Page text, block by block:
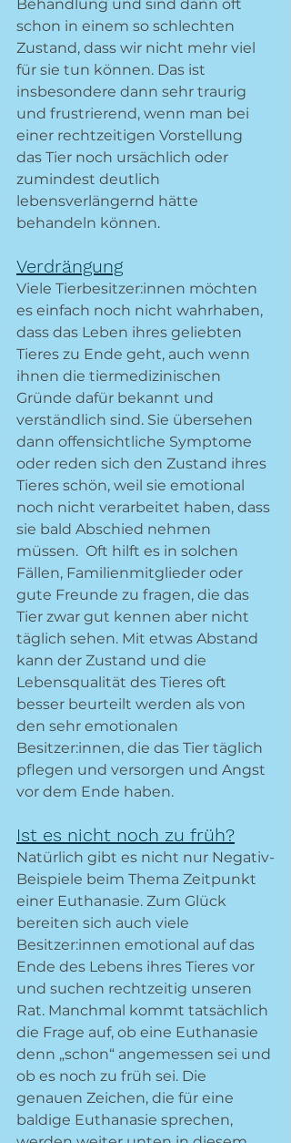
Behandlung und sind dann oft
schon in einem so schlechten
Zustand, dass wir nicht mehr viel
für sie tun können. Das ist
insbesondere dann sehr traurig
und frustrierend, wenn man bei
einer rechtzeitigen Vorstellung
das Tier noch ursächlich oder
zumindest deutlich
lebensverlängernd hätte
behandeln können.
Verdrängung
Viele Tierbesitzer:innen möchten
es einfach noch nicht wahrhaben,
dass das Leben ihres geliebten
Tieres zu Ende geht, auch wenn
ihnen die tiermedizinischen
Gründe dafür bekannt und
verständlich sind. Sie übersehen
dann offensichtliche Symptome
oder reden sich den Zustand ihres
Tieres schön, weil sie emotional
noch nicht verarbeitet haben, dass
sie bald Abschied nehmen
müssen.  Oft hilft es in solchen
Fällen, Familienmitglieder oder
gute Freunde zu fragen, die das
Tier zwar gut kennen aber nicht
täglich sehen. Mit etwas Abstand
kann der Zustand und die
Lebensqualität des Tieres oft
besser beurteilt werden als von
den sehr emotionalen
Besitzer:innen, die das Tier täglich
pflegen und versorgen und Angst
vor dem Ende haben.
Ist es nicht noch zu früh?
Natürlich gibt es nicht nur Negativ-
Beispiele beim Thema Zeitpunkt
einer Euthanasie. Zum Glück
bereiten sich auch viele
Besitzer:innen emotional auf das
Ende des Lebens ihres Tieres vor
und suchen rechtzeitig unseren
Rat. Manchmal kommt tatsächlich
die Frage auf, ob eine Euthanasie
denn „schon“ angemessen sei und
ob es noch zu früh sei. Die
genauen Zeichen, die für eine
baldige Euthanasie sprechen,